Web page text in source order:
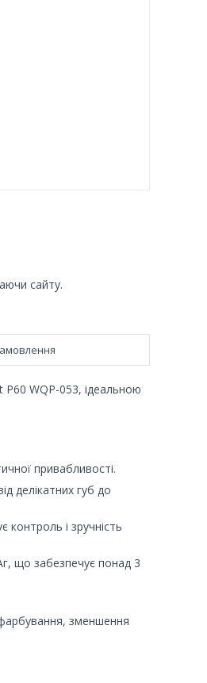
сайту.
P60 WQP-053, ідеальною
привабливості.
делікатних губ до
контроль і зручність
що забезпечує понад 3
зменшення